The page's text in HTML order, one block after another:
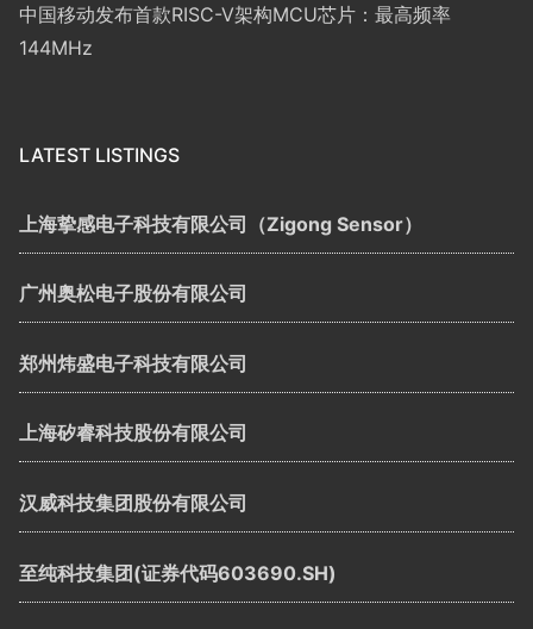
中国移动发布首款RISC-V架构MCU芯片：最高频率
144MHz
LATEST LISTINGS
上海挚感电子科技有限公司（Zigong Sensor）
广州奥松电子股份有限公司
郑州炜盛电子科技有限公司
上海矽睿科技股份有限公司
汉威科技集团股份有限公司
至纯科技集团(证券代码603690.SH)